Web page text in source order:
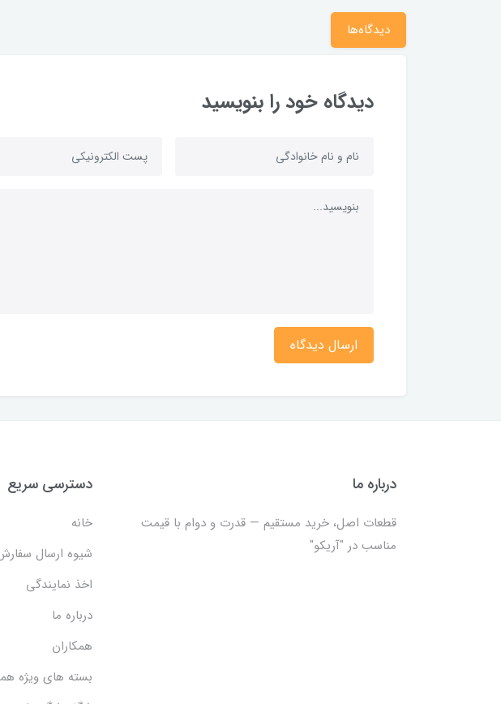
دیدگاه‌ها
دیدگاه خود را بنویسید
ارسال دیدگاه
درباره ما
قطعات اصل، خرید مستقیم — قدرت و دوام با قیمت
مناسب در "آریکو"
دسترسی سریع
خانه
شیوه ارسال
اخذ نمایندگی
درباره ما
همکاران
بسته های ویژه